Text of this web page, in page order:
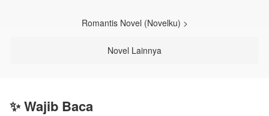
Romantis Novel (Novelku) >
Novel Lainnya
✨ Wajib Baca